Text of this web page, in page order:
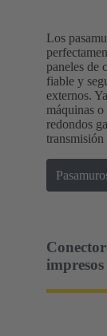
Los
paneles de
fiable y
externos.
máquinas
redondos
transmisión
impresos